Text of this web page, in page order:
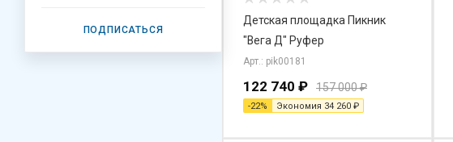
Детская площадка Пикник
"Вега Д" Руфер
Арт.: pik00181
122 740 ₽ 157 000₽
-22% Экономия 34 260 ₽
ПОДПИСАТЬСЯ